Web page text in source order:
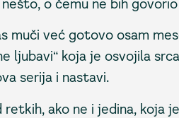
o čemu ne bih
muči već gotovo osam
ljubavi“ koja je osvojila
serija i nastavi.
ako ne i jedina, koja